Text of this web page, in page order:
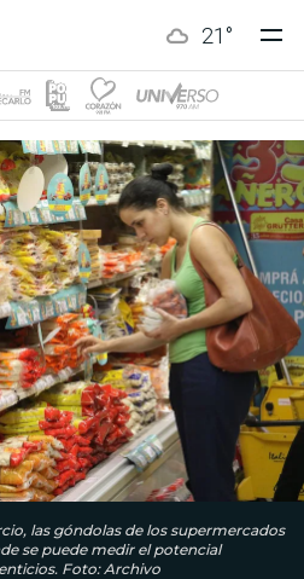
21 °
las góndolas de los supermercados
se puede medir el potencial
Foto: Archivo